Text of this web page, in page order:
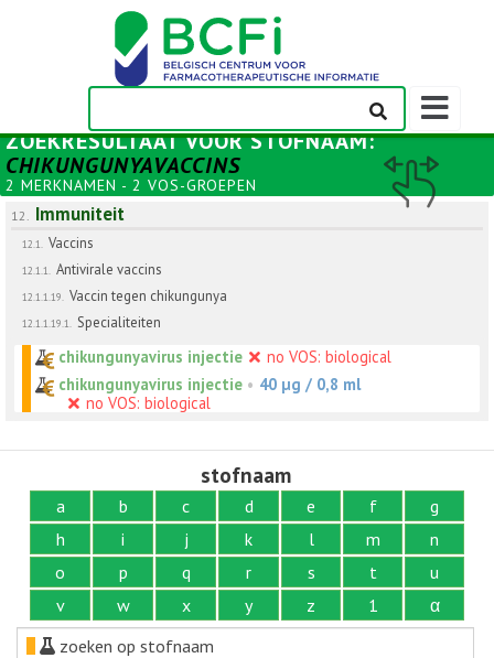
ZOEKRESULTAAT VOORSTOFNAAM:
CHIKUNGUNYAVACCINS
2 MERKNAMEN - 2 VOS-GROEPEN
12. Immuniteit
12.1. Vaccins
12.1.1. Antivirale vaccins
12.1.1.19. Vaccin tegen chikungunya
12.1.1.19.1. Specialiteiten
chikungunyavirus injectie
no VOS: biological
chikungunyavirus injectie • 40 µg / 0,8 ml
no VOS: biological
stofnaam
a b c d e f
g
h
i j k l m
n
o
p q r s t
u
v
w x y z 1
α
zoeken op stofnaam